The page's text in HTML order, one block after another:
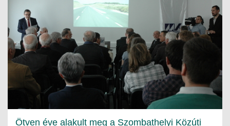
Ötven éve alakult meg a Szombathelyi Közúti